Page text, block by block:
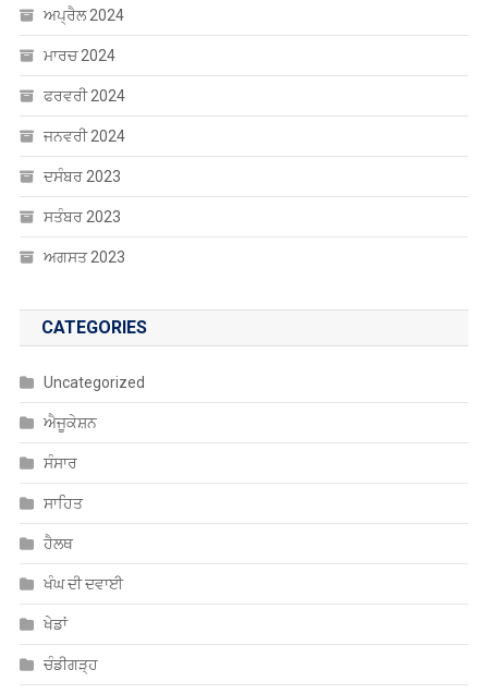
ਅਪ੍ਰੈਲ 2024
ਮਾਰਚ 2024
ਫਰਵਰੀ 2024
ਜਨਵਰੀ 2024
ਦਸੰਬਰ 2023
ਸਤੰਬਰ 2023
ਅਗਸਤ 2023
CATEGORIES
Uncategorized
ਐਜੂਕੇਸ਼ਨ
ਸੰਸਾਰ
ਸਾਹਿਤ
ਹੈਲਥ
ਖੰਘ ਦੀ ਦਵਾਈ
ਖੇਡਾਂ
ਚੰਡੀਗੜ੍ਹ